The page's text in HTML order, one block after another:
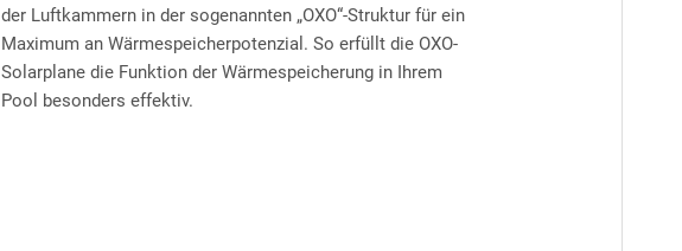
der Luftkammern in der sogenannten „OXO“-Struktur für ein
Maximum an Wärmespeicherpotenzial. So erfüllt die OXO-
Solarplane die Funktion der Wärmespeicherung in Ihrem
Pool besonders effektiv.